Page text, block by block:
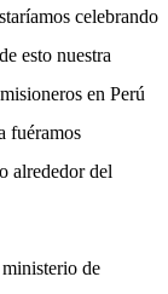
celebrando
esto nuestra
en Perú
fuéramos
alrededor del
de